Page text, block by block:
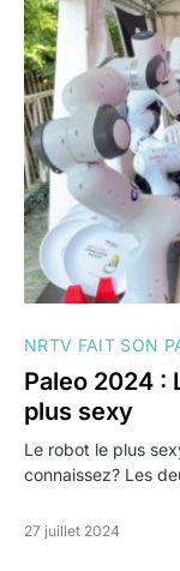
NRTV FAIT SON
Paleo 2024 :
plus sexy
Le robot le plus
connaissez? Les
27 juillet 2024